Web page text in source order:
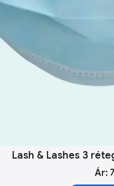
Lash & Lashes 3
Ár: